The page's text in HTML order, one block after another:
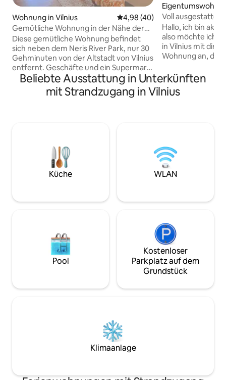
Wohnung in Vilnius Durchschnittliche Bewertung:
4,98 (40)
Gemütliche Wohnung in der Nähe der
Altstadt und der Natur
Diese gemütliche Wohnung befindet
sich neben dem Neris River Park, nur 30
Gehminuten von der Altstadt von Vilnius
entfernt. Geschäfte und ein Supermarkt
sind nur wenige Minuten entfernt, und
die öffentlichen Verkehrsmittel sind nur
3 Gehminuten entfernt, um die Stadt
Arbeiten mit schnellem 300 Mb/s
Glasfaser-Internet und einem hellen
Arbeitsplatz. P.S. Die Wohnung befindet
sich in der obersten (5.) Etage ohne
Training auf Kurs zu halten 😄
s
Voll
gemütliche
Vilnius
Hallo, ich bin
also möchte ich
in Vilnius mit dir
Wohnung an, die
Gartens Vilnius,
Flusses und der
liegt. Bei Bedarf
Rechnung
und gesicherte
tägliche Fahren in
Beliebte Ausstattung in Unterkünften
mit Strandzugang in Vilnius
Küche WLAN
Pool
Kostenloser
Parkplatz auf dem
Grundstück
Klimaanlage